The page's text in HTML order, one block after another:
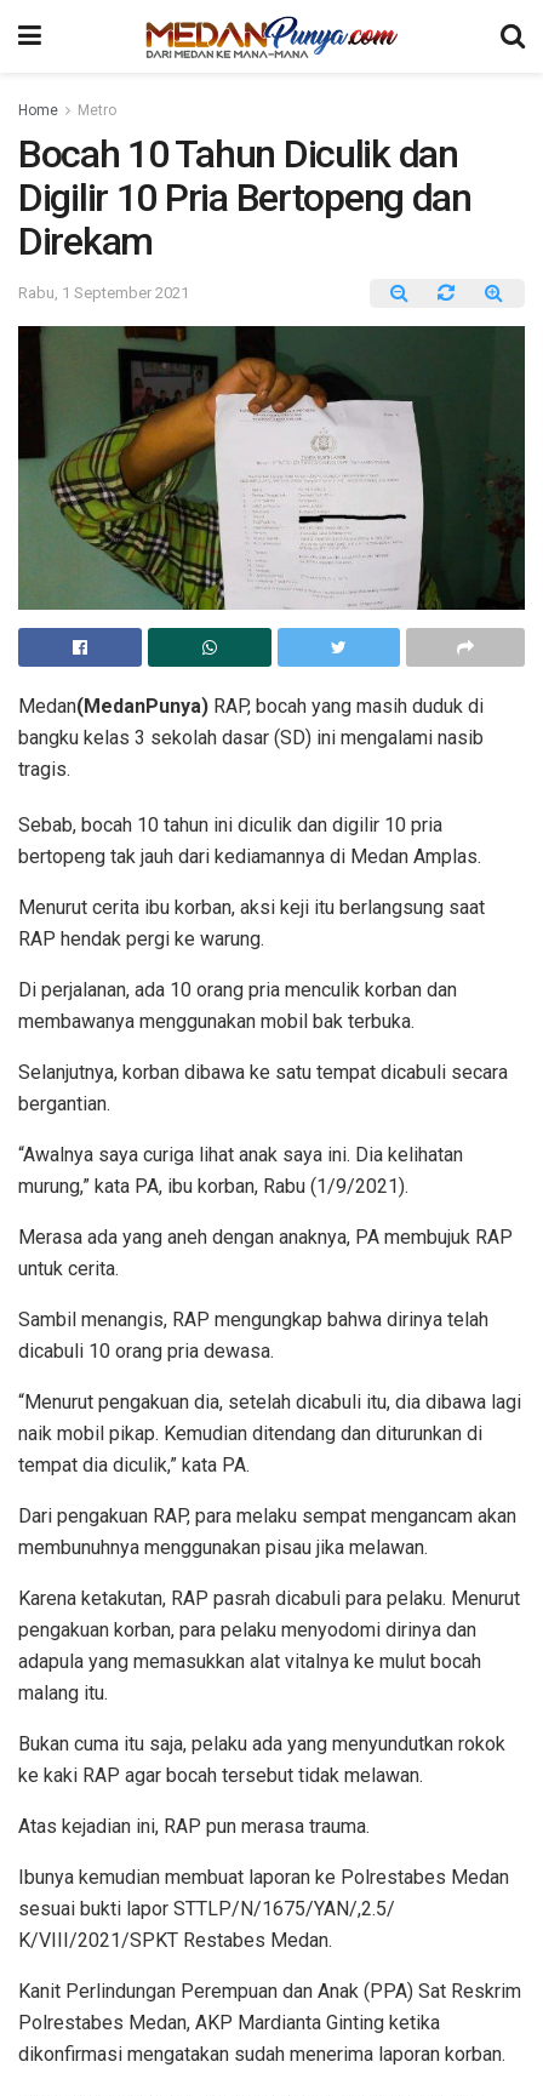
Home Metro
Bocah 10 Tahun Diculik dan
Digilir 10 Pria Bertopeng dan
Direkam
Rabu, 1 September 2021
Medan(MedanPunya) RAP, bocah yang masih duduk di
bangku kelas 3 sekolah dasar (SD) ini mengalami nasib
tragis.
Sebab, bocah 10 tahun ini diculik dan digilir 10 pria
bertopeng tak jauh dari kediamannya di Medan Amplas.
Menurut cerita ibu korban, aksi keji itu berlangsung saat
RAP hendak pergi ke warung.
Di perjalanan, ada 10 orang pria menculik korban dan
membawanya menggunakan mobil bak terbuka.
Selanjutnya, korban dibawa ke satu tempat dicabuli secara
bergantian.
“Awalnya saya curiga lihat anak saya ini. Dia kelihatan
murung,” kata PA, ibu korban, Rabu (1/9/2021).
Merasa ada yang aneh dengan anaknya, PA membujuk RAP
untuk cerita.
Sambil menangis, RAP mengungkap bahwa dirinya telah
dicabuli 10 orang pria dewasa.
“Menurut pengakuan dia, setelah dicabuli itu, dia dibawa lagi
naik mobil pikap. Kemudian ditendang dan diturunkan di
tempat dia diculik,” kata PA.
Dari pengakuan RAP, para melaku sempat mengancam akan
membunuhnya menggunakan pisau jika melawan.
Karena ketakutan, RAP pasrah dicabuli para pelaku. Menurut
pengakuan korban, para pelaku menyodomi dirinya dan
adapula yang memasukkan alat vitalnya ke mulut bocah
malang itu.
Bukan cuma itu saja, pelaku ada yang menyundutkan rokok
ke kaki RAP agar bocah tersebut tidak melawan.
Atas kejadian ini, RAP pun merasa trauma.
Ibunya kemudian membuat laporan ke Polrestabes Medan
sesuai bukti lapor STTLP/N/1675/YAN/,2.5/
K/VIII/2021/SPKT Restabes Medan.
Kanit Perlindungan Perempuan dan Anak (PPA) Sat Reskrim
Polrestabes Medan, AKP Mardianta Ginting ketika
dikonfirmasi mengatakan sudah menerima laporan korban.